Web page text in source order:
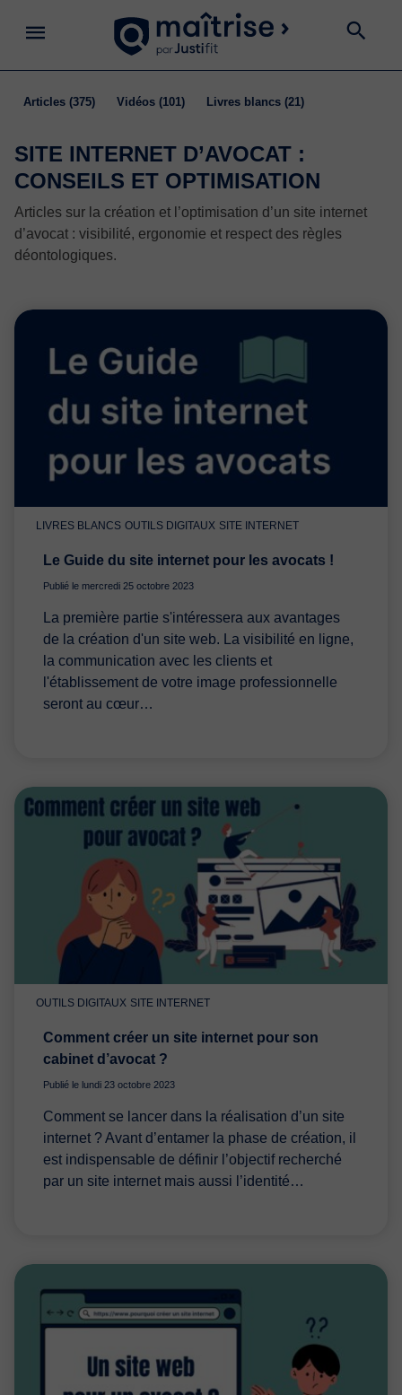
articles (375) vidéos (101) livres blancs (21)
SITE INTERNET D’AVOCAT :
CONSEILS ET OPTIMISATION
Articles sur la création et l’optimisation d’un site internet
d’avocat : visibilité, ergonomie et respect des règles
déontologiques.
LIVRES BLANCS OUTILS DIGITAUX SITE INTERNET
Le Guide du site internet pour les avocats !
Publié le mercredi 25 octobre 2023
La première partie s'intéressera aux avantages
de la création d'un site web. La visibilité en ligne,
la communication avec les clients et
l'établissement de votre image professionnelle
seront au cœur…
OUTILS DIGITAUX SITE INTERNET
Comment créer un site internet pour son
cabinet d’avocat ?
Publié le lundi 23 octobre 2023
Comment se lancer dans la réalisation d’un site
internet ? Avant d’entamer la phase de création, il
est indispensable de définir l’objectif recherché
par un site internet mais aussi l’identité…